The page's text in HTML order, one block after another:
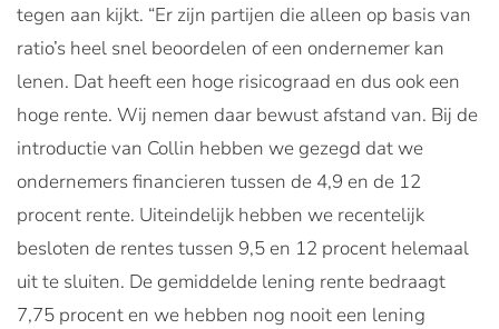
tegen aan kijkt. “Er zijn partijen die alleen op basis van
ratio’s heel snel beoordelen of een ondernemer kan
lenen. Dat heeft een hoge risicograad en dus ook een
hoge rente. Wij nemen daar bewust afstand van. Bij de
introductie van Collin hebben we gezegd dat we
ondernemers financieren tussen de 4,9 en de 12
procent rente. Uiteindelijk hebben we recentelijk
besloten de rentes tussen 9,5 en 12 procent helemaal
uit te sluiten. De gemiddelde lening rente bedraagt
7,75 procent en we hebben nog nooit een lening